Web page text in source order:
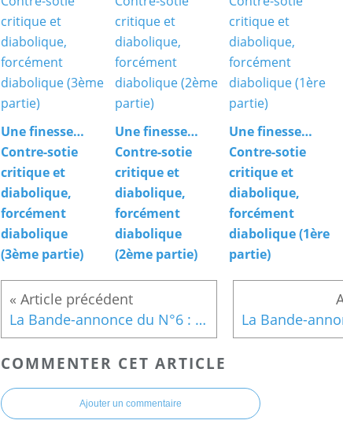
Une finesse…
Contre-sotie
critique et
diabolique,
forcément
diabolique
(3ème partie)
Une finesse…
Contre-sotie
critique et
diabolique,
forcément
diabolique
(2ème partie)
Une finesse…
Contre-sotie
critique et
diabolique,
forcément
diabolique (1ère
partie)
La Bande-annonce du N°6 : « Le protocole de 1776 entre les Directoires écossais et le Grand orient de France » par Barbara de la Motte Saint Pierre
COMMENTER CET ARTICLE
Ajouter un commentaire